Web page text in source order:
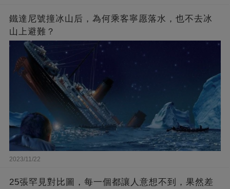
鐵達尼號撞冰山后，為何乘客寧愿落水，也不去冰
山上避難？
2023/11/22
25張罕見對比圖，每一個都讓人意想不到，果然差